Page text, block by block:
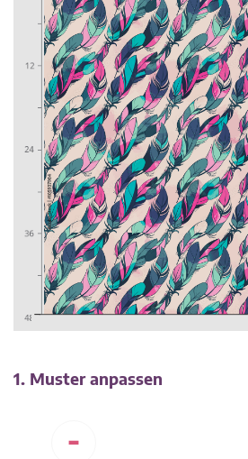
1. Muster anpassen
-